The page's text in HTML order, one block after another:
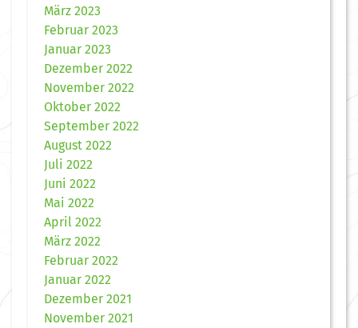
März 2023
Februar 2023
Januar 2023
Dezember 2022
November 2022
Oktober 2022
September 2022
August 2022
Juli 2022
Juni 2022
Mai 2022
April 2022
März 2022
Februar 2022
Januar 2022
Dezember 2021
November 2021